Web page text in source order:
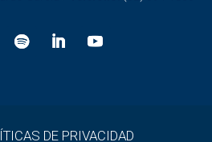
DE PRIVACIDAD